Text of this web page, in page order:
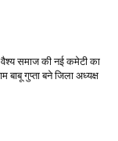
वैश्य समाज की नई कमेटी का
बाबू गुप्ता बने जिला अध्यक्ष